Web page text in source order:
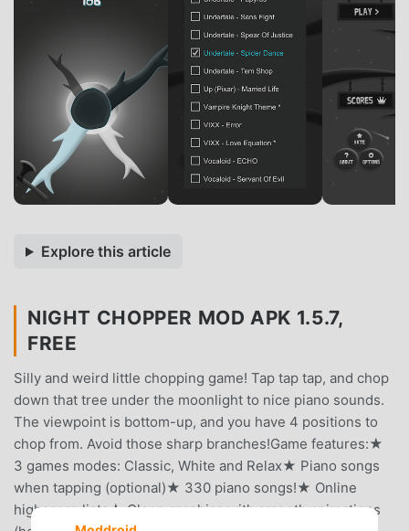
Explore this article
NIGHT CHOPPER MOD APK 1.5.7,
FREE
Silly and weird little chopping game! Tap tap tap, and chop
down that tree under the moonlight to nice piano sounds.
The viewpoint is bottom-up, and you have 4 positions to
chop from. Avoid those sharp branches!Game features:★
3 games modes: Classic, White and Relax★ Piano songs
when tapping (optional)★ 330 piano songs!★ Online
highscore lists★ Clean graphics with smooth animations